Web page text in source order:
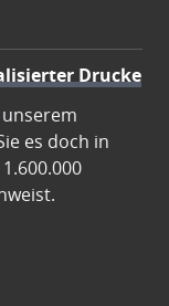
Drucke
es doch in